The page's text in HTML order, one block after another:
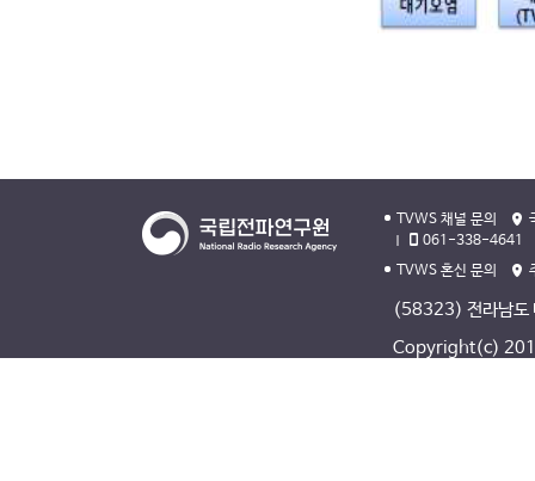
TVWS 채널 문의
061-338-4641
TVWS 혼신 문의
(58323) 전라남도
Copyright(c)